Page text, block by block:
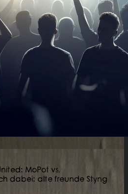
MoPot vs.
dabei: alte freunde Styng